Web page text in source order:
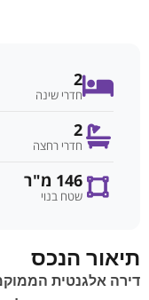
2
חדרי שינה
2
חדרי רחצה
146 מ"ר
שטח בנוי
תיאור הנכס
דירה אלגנטית